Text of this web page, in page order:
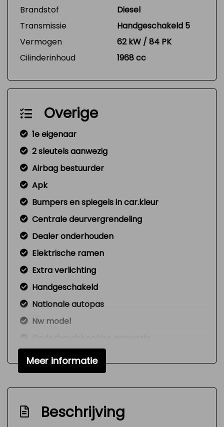
Brandstof
Diesel
Transmissie
Handgeschakeld 5
Vermogen
62 kW / 84 PK
Cilinderinhoud
1968 cc
Overige
1e eigenaar
2 sleutels aanwezig
Airbag bestuurder
Apk
Bumpers en spiegels in car.kleur
Centrale deurvergrendeling
Dealer onderhouden
Elektrische ramen
Extra verlichting
Handgeschakeld
Nationale autopas
Nw model
Radio cd-speler
Signaal vergeten verlichting
Variable interval ruitenwisser
Versnellingspook op dashboard
Verstelbare (in hoogte) bestuurders stoel
Meer informatie
Beschrijving